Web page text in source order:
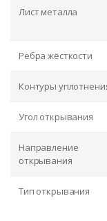
Лист металла
Ребра жёсткости
Контуры
Угол открывания
Направление
открывания
Тип открывания